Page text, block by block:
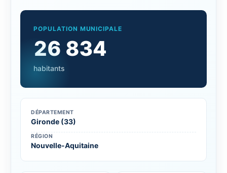
POPULATION MUNICIPALE
26 834
habitants
DÉPARTEMENT
Gironde (33)
RÉGION
Nouvelle-Aquitaine